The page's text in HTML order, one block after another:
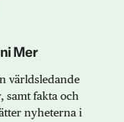
Mer
världsledande
samt fakta och
nyheterna i